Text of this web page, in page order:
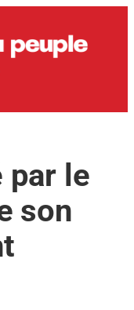
par le
son